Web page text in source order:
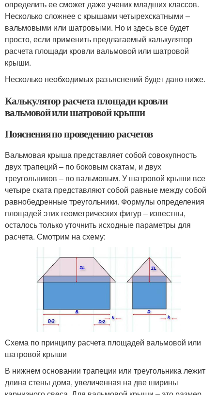
определить ее сможет даже ученик младших классов.
Несколько сложнее с крышами четырехскатными –
вальмовыми или шатровыми. Но и здесь все будет
просто, если применить предлагаемый калькулятор
расчета площади кровли вальмовой или шатровой
крыши.
Несколько необходимых разъяснений будет дано ниже.
Калькулятор расчета площади кровли
вальмовой или шатровой крыши
Пояснения по проведению расчетов
Вальмовая крыша представляет собой совокупность
двух трапеций – по боковым скатам, и двух
треугольников – по вальмовым. У шатровой крыши все
четыре ската представляют собой равные между собой
равнобедренные треугольники. Формулы определения
площадей этих геометрических фигур – известны,
осталось только уточнить исходные параметры для
расчета. Смотрим на схему:
Схема по принципу расчета площадей вальмовой или
шатровой крыши
В нижнем основании трапеции или треугольника лежит
длина стены дома, увеличенная на две ширины